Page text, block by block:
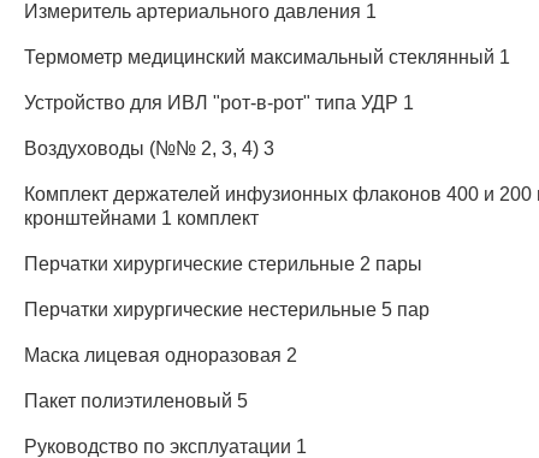
Измеритель артериального давления 1
Термометр медицинский максимальный стеклянный 1
Устройство для ИВЛ "рот-в-рот" типа УДР 1
Воздуховоды (№№ 2, 3, 4) 3
Комплект держателей инфузионных флаконов 400 и 200
кронштейнами 1 комплект
Перчатки хирургические стерильные 2 пары
Перчатки хирургические нестерильные 5 пар
Маска лицевая одноразовая 2
Пакет полиэтиленовый 5
Руководство по эксплуатации 1